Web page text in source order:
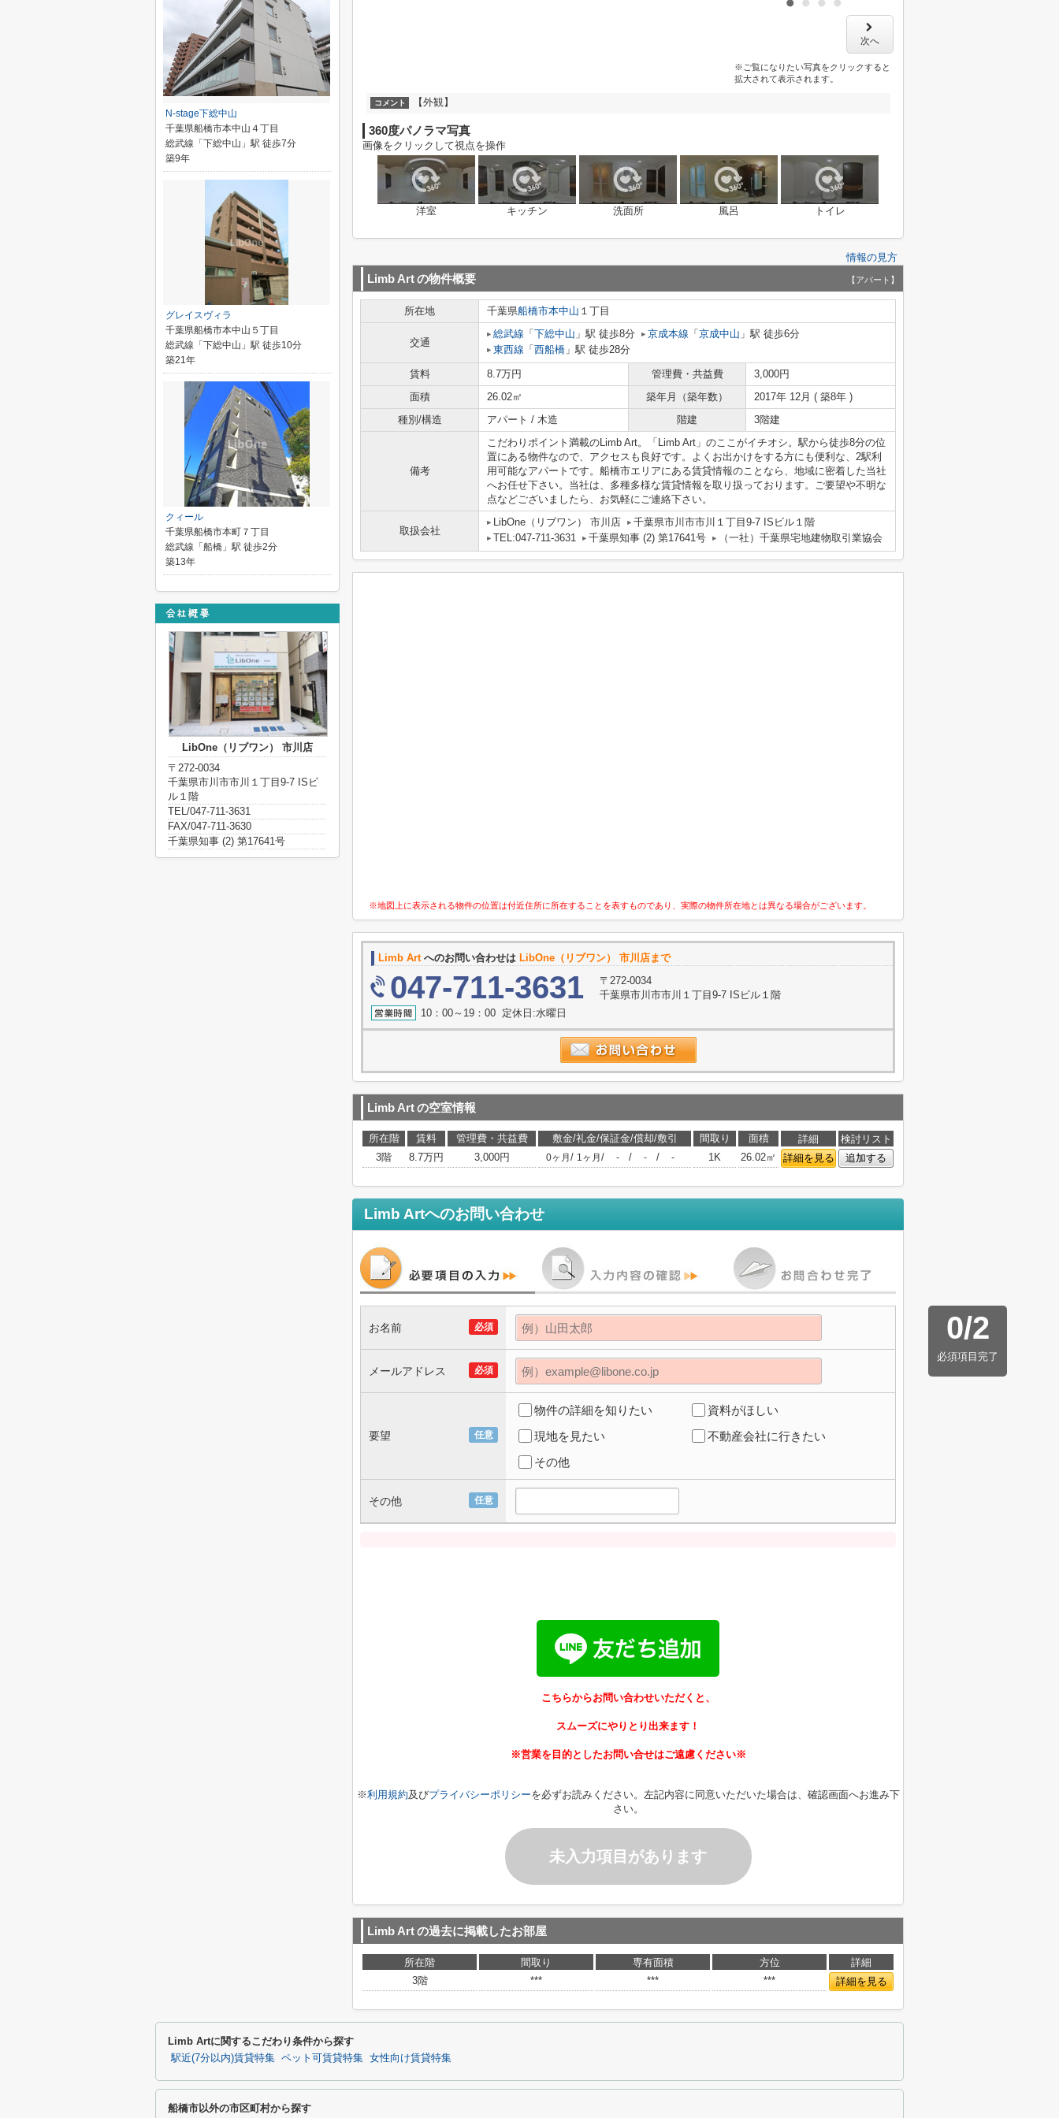
次へ
※ご覧になりたい写真をクリックすると
拡大されて表示されます。
コメント 【外観】
360度パノラマ写真
画像をクリックして視点を操作
洋室 キッチン 洗面所 風呂 トイレ
情報の見方
Limb Artの物件概要 【アパート】
所在地 千葉県船橋市本中山 １丁目
交通
総武線 「 下総中山 」駅 徒歩8分 京成本線 「 京成中山 」駅 徒歩6分
東西線 「 西船橋 」駅 徒歩28分
賃料 8.7万円 管理費・共益費
3,000円
面積
26.02㎡ 築年月（築年数）
2017年 12月 ( 築8年 )
種別/構造
アパート / 木造 階建 3階建
備考
こだわりポイント満載のLimb Art。「Limb Art」のここがイチオシ。駅から徒歩8分の位
置にある物件なので、アクセスも良好です。よくお出かけをする方にも便利な、2駅利
用可能なアパートです。船橋市エリアにある賃貸情報のことなら、地域に密着した当社
へお任せ下さい。当社は、多種多様な賃貸情報を取り扱っております。ご要望や不明な
点などございましたら、お気軽にご連絡下さい。
取扱会社
LibOne（リブワン） 市川店
千葉県市川市市川１丁目9-7 ISビル１階
TEL:047-711-3631
千葉県知事 (2) 第17641号 （一社）千葉県宅地建物取引業協会
※地図上に表示される物件の位置は付近住所に所在することを表すものであり、実際の物件所在地とは異なる場合がございます。
Limb Artへのお問い合わせは LibOne（リブワン） 市川店まで
047-711-3631
〒272-0034
千葉県市川市市川１丁目9-7 ISビル１階
10：00～19：00 定休日:水曜日
Limb Artの空室情報
所在階 賃料 管理費・共益費 敷金/礼金/保証金/償却/敷引 間取り 面積 詳細
検討リスト
3階
8.7万円 3,000円 0ヶ月 / 1ヶ月 / - / - / - 1K 26.02㎡ 詳細を見る 追加する
Limb Artへのお問い合わせ
0/2
必須項目完了
必須
お名前
必須
メールアドレス
任意
要望
物件の詳細を知りたい
資料がほしい
現地を見たい
不動産会社に行きたい
その他
任意
その他
こちらからお問い合わせいただくと、
スムーズにやりとり出来ます！
※営業を目的としたお問い合せはご遠慮ください※
※利用規約及びプライバシーポリシーを必ずお読みください。左記内容に同意いただいた場合は、確認画面へお進み下
さい。
未入力項目があります
Limb Artの過去に掲載したお部屋
所在階 間取り 専有面積 方位
詳細
3階
*** *** *** 詳細を見る
N-stage下総中山
千葉県船橋市本中山４丁目
総武線「下総中山」駅 徒歩7分
築9年
グレイスヴィラ
千葉県船橋市本中山５丁目
総武線「下総中山」駅 徒歩10分
築21年
クィール
千葉県船橋市本町７丁目
総武線「船橋」駅 徒歩2分
築13年
LibOne（リブワン） 市川店
〒272-0034
千葉県市川市市川１丁目9-7 ISビ
ル１階
TEL/047-711-3631
FAX/047-711-3630
千葉県知事 (2) 第17641号
Limb Artに関するこだわり条件から探す
駅近(7分以内)賃貸特集 ペット可賃貸特集 女性向け賃貸特集
船橋市以外の市区町村から探す